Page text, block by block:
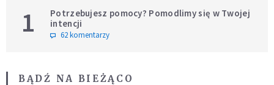
1
Potrzebujesz pomocy? Pomodlimy się w Twojej
intencji
62 komentarzy
BĄDŹ NA BIEŻĄCO